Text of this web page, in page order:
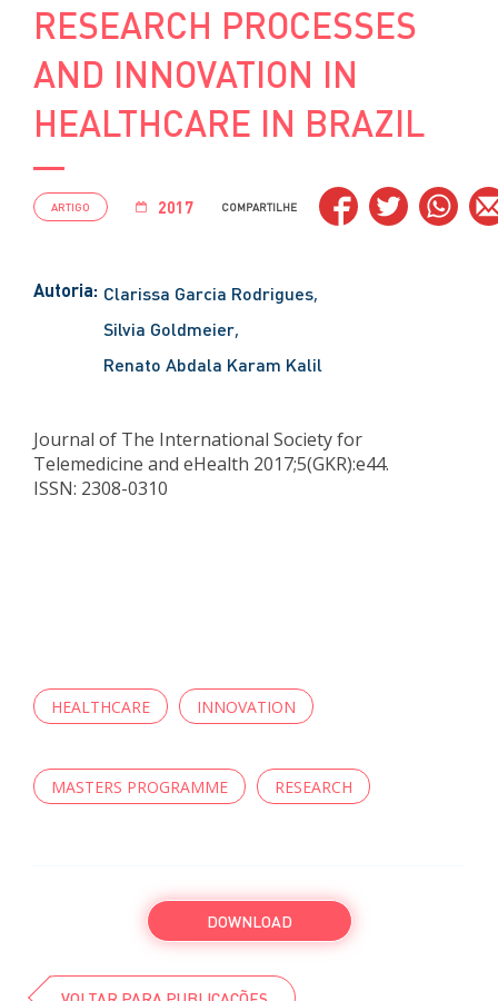
RESEARCH PROCESSES
AND INNOVATION IN
HEALTHCARE IN BRAZIL
ARTIGO 2017 COMPARTILHE
Autoria: Clarissa Garcia Rodrigues
Silvia Goldmeier
Renato Abdala Karam Kalil
Journal of The International Society for
Telemedicine and eHealth 2017;5(GKR):e44.
ISSN: 2308-0310
HEALTHCARE INNOVATION
MASTERS PROGRAMME RESEARCH
DOWNLOAD